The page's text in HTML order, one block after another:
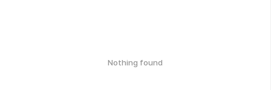
Nothing found